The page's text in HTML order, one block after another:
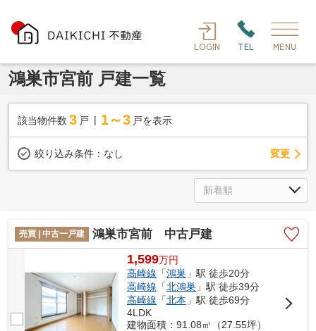
LOGIN TEL MENU
鴻巣市宮前 戸建一覧
該当物件数 3 戸 1～3 戸を表示
絞り込み条件： なし 変更
売買 | 中古一戸建 鴻巣市宮前 中古戸建
1,599万円
高崎線 「鴻巣 」駅 徒歩20分
高崎線 「北鴻巣 」駅 徒歩39分
高崎線 「北本 」駅 徒歩69分
4LDK
建物面積：91.08㎡（27.55坪）